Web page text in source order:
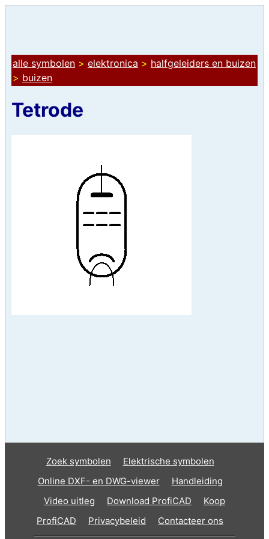
alle symbolen > elektronica > halfgeleiders en buizen
> buizen
Tetrode
Zoek symbolen
Elektrische symbolen
Online DXF- en DWG-viewer
Handleiding
Video uitleg
Download ProfiCAD
Koop
ProfiCAD
Privacybeleid Contacteer ons